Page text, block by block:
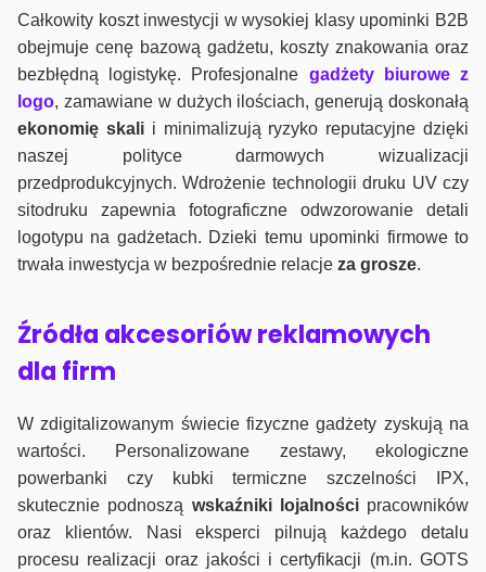
Całkowity koszt inwestycji w wysokiej klasy upominki B2B
obejmuje cenę bazową gadżetu, koszty znakowania oraz
bezbłędną logistykę. Profesjonalne gadżety biurowe z
logo, zamawiane w dużych ilościach, generują doskonałą
ekonomię skalii minimalizują ryzyko reputacyjne dzięki
naszej polityce darmowych wizualizacji
przedprodukcyjnych. Wdrożenie technologii druku UV czy
sitodruku zapewnia fotograficzne odwzorowanie detali
logotypu na gadżetach. Dzieki temu upominki firmowe to
trwała inwestycja w bezpośrednie relacje za grosze.
Źródła akcesoriów reklamowych
dla firm
W zdigitalizowanym świecie fizyczne gadżety zyskują na
wartości. Personalizowane zestawy, ekologiczne
powerbanki czy kubki termiczne szczelności IPX,
skutecznie podnoszą wskaźniki lojalnościpracowników
oraz klientów. Nasi eksperci pilnują każdego detalu
procesu realizacji oraz jakości i certyfikacji (m.in. GOTS